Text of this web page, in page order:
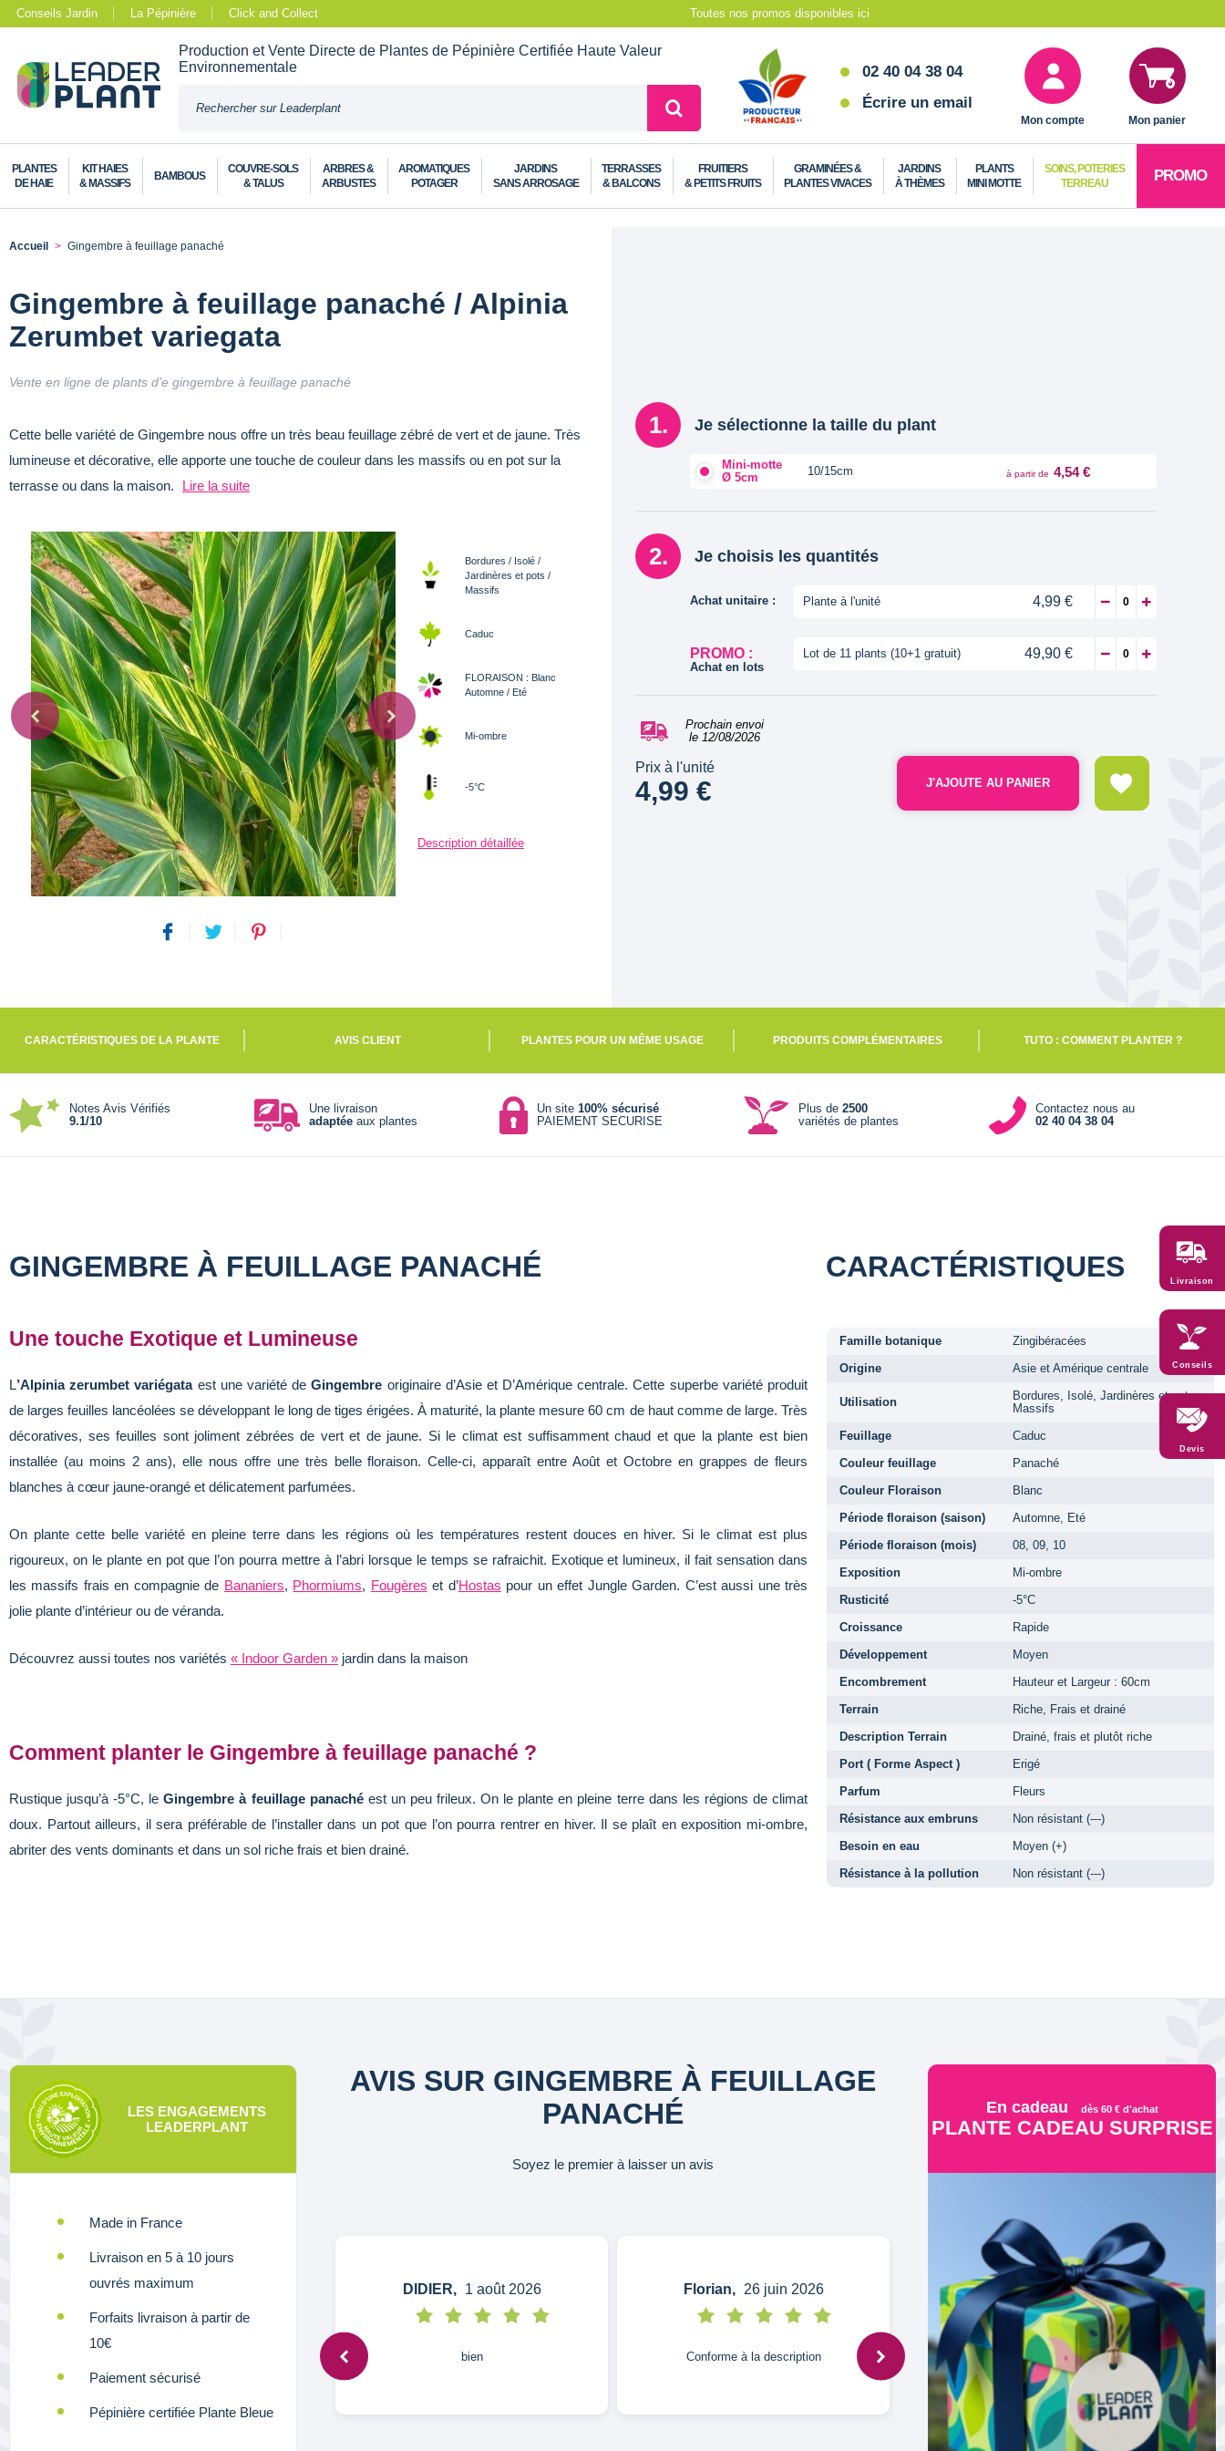
Conseils Jardin La Pépinière Click and Collect Toutes nos promos disponibles ici
Production et Vente Directe de Plantes de Pépinière Certifiée Haute Valeur
Environnementale
02 40 04 38 04
Écrire un email
Mon compte Mon panier
PLANTES
DE HAIE
KIT HAIES
& MASSIFS
BAMBOUS
COUVRE-SOLS
& TALUS
ARBRES &
ARBUSTES
AROMATIQUES
POTAGER
JARDINS
SANS ARROSAGE
TERRASSES
& BALCONS
FRUITIERS
& PETITS FRUITS
GRAMINÉES &
PLANTES VIVACES
JARDINS
À THÈMES
PLANTS
MINI MOTTE
SOINS, POTERIES
TERREAU
PROMO
Accueil Gingembre à feuillage panaché
Gingembre à feuillage panaché / Alpinia
Zerumbet variegata
Vente en ligne de plants d'e gingembre à feuillage panaché
Cette belle variété de Gingembre nous offre un très beau feuillage zébré de vert et de jaune. Très
lumineuse et décorative, elle apporte une touche de couleur dans les massifs ou en pot sur la
terrasse ou dans la maison.
Lire la suite
Bordures / Isolé /
Jardinères et pots /
Massifs
Caduc
FLORAISON : Blanc
Automne / Eté
Mi-ombre
-5°C
Description détaillée
Je sélectionne la taille du plant
Mini-motte
Ø 5cm
10/15cm à partir de 4,54 €
Je choisis les quantités
Achat unitaire : Plante à l'unité 4,99 €
PROMO :
Achat en lots
Lot de 11 plants (10+1 gratuit) 49,90 €
Prochain envoi
le 12/08/2026
Prix à l'unité
4,99 € J'AJOUTE AU PANIER
CARACTÉRISTIQUES DE LA PLANTE AVIS CLIENT PLANTES POUR UN MÊME USAGE PRODUITS COMPLÉMENTAIRES TUTO : COMMENT PLANTER ?
Notes Avis Vérifiés
9.1/10
Une livraison
adaptéeaux plantes
Un site 100% sécurisé
PAIEMENT SECURISE
Plus de2500
variétés de plantes
Contactez nous au
02 40 04 38 04
GINGEMBRE À FEUILLAGE PANACHÉ
Une touche Exotique et Lumineuse
L’Alpinia zerumbet variégataest une variété deGingembre originaire d’Asie et D’Amérique centrale. Cette superbe variété produit
de larges feuilles lancéolées se développant le long de tiges érigées. À maturité, la plante mesure 60 cm de haut comme de large. Très
décoratives, ses feuilles sont joliment zébrées de vert et de jaune. Si le climat est suffisamment chaud et que la plante est bien
installée (au moins 2 ans), elle nous offre une très belle floraison. Celle-ci, apparaît entre Août et Octobre en grappes de fleurs
blanches à cœur jaune-orangé et délicatement parfumées.
On plante cette belle variété en pleine terre dans les régions où les températures restent douces en hiver. Si le climat est plus
rigoureux, on le plante en pot que l’on pourra mettre à l’abri lorsque le temps se rafraichit. Exotique et lumineux, il fait sensation dans
les massifs frais en compagnie de Bananiers, Phormiums, Fougères et d’Hostas pour un effet Jungle Garden. C’est aussi une très
jolie plante d’intérieur ou de véranda.
Découvrez aussi toutes nos variétés « Indoor Garden » jardin dans la maison
Comment planter le Gingembre à feuillage panaché ?
Rustique jusqu’à -5°C, leGingembre à feuillage panachéest un peu frileux. On le plante en pleine terre dans les régions de climat
doux. Partout ailleurs, il sera préférable de l’installer dans un pot que l’on pourra rentrer en hiver. Il se plaît en exposition mi-ombre,
abriter des vents dominants et dans un sol riche frais et bien drainé.
CARACTÉRISTIQUES
Famille botanique
Zingibéracées
Origine
Asie et Amérique centrale
Utilisation
Bordures, Isolé, Jardinères et pots,
Massifs
Feuillage
Caduc
Couleur feuillage
Panaché
Couleur Floraison
Blanc
Période floraison (saison)
Automne, Eté
Période floraison (mois)
08, 09, 10
Exposition
Mi-ombre
Rusticité
-5°C
Croissance
Rapide
Développement
Moyen
Encombrement
Hauteur et Largeur : 60cm
Terrain
Riche, Frais et drainé
Description Terrain
Drainé, frais et plutôt riche
Port ( Forme Aspect )
Erigé
Parfum
Fleurs
Résistance aux embruns
Non résistant (---)
Besoin en eau
Moyen (+)
Résistance à la pollution
Non résistant (---)
LES ENGAGEMENTS
LEADERPLANT
Made in France
Livraison en 5 à 10 jours
ouvrés maximum
Forfaits livraison à partir de
10€
Paiement sécurisé
Pépinière certifiée Plante Bleue
AVIS SUR GINGEMBRE À FEUILLAGE
PANACHÉ
Soyez le premier à laisser un avis
Marc, 3 déc. 2025 DIDIER, 1 août 2026
bien
Florian, 26 juin 2026
Conforme à la description
Louise, 22 févr. 2026
La plante est arrivée en bon état.
Rempotée immédiatement, ses racines
sont saines. J'attends juste qu'elle fasse
ses feuilles.
En cadeau dès 60 € d'achat
PLANTE CADEAU SURPRISE
Livraison
Conseils
Devis